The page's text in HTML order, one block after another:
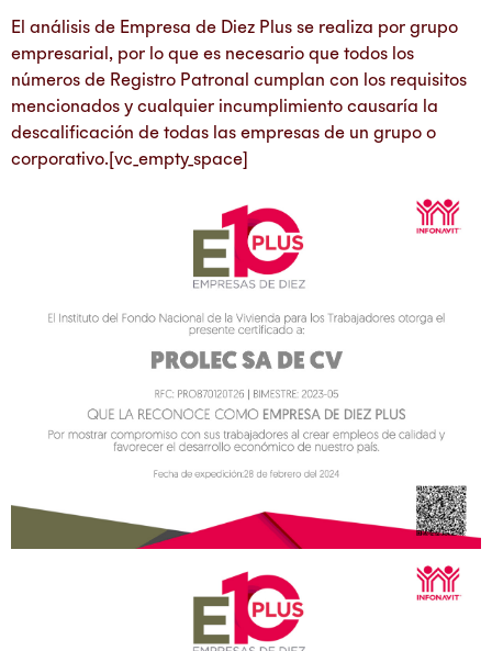
El análisis de Empresa de Diez Plus se realiza por grupo
empresarial, por lo que es necesario que todos los
números de Registro Patronal cumplan con los requisitos
mencionados y cualquier incumplimiento causaría la
descalificación de todas las empresas de un grupo o
corporativo.[vc_empty_space]